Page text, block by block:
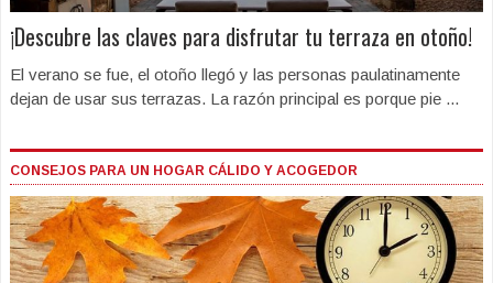
¡Descubre las claves para disfrutar tu terraza en otoño!
El verano se fue, el otoño llegó y las personas paulatinamente
dejan de usar sus terrazas. La razón principal es porque pie ...
CONSEJOS PARA UN HOGAR CÁLIDO Y ACOGEDOR